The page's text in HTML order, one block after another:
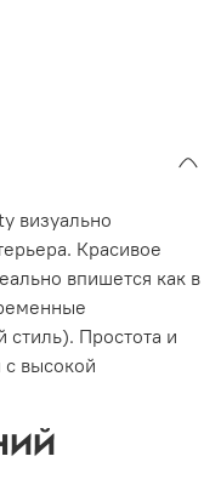
визуально
Красивое
впишется как в
стиль). Простота и
высокой